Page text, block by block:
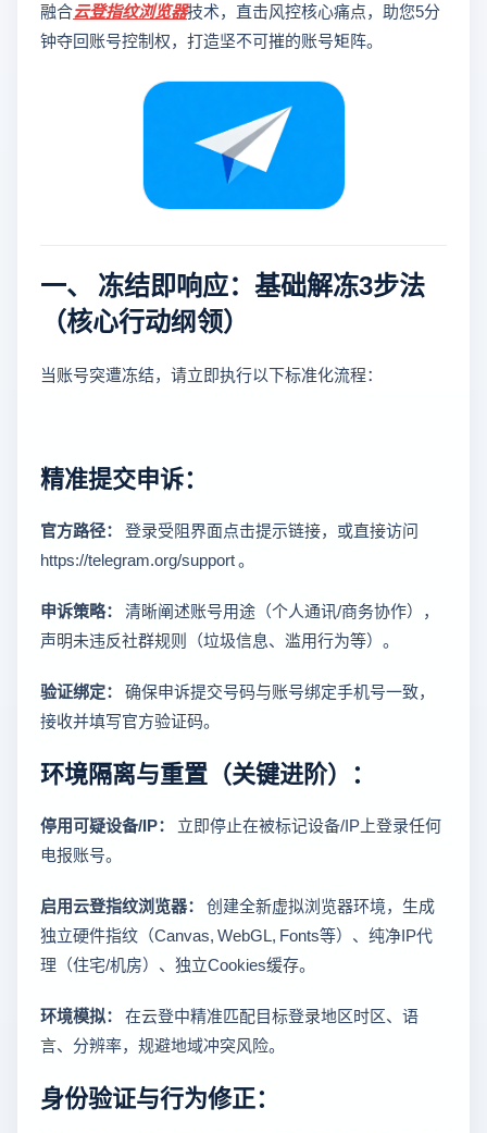
融合云登指纹浏览器技术，直击风控核心痛点，助您5分
钟夺回账号控制权，打造坚不可摧的账号矩阵。
一、 冻结即响应：基础解冻3步法
（核心行动纲领）
当账号突遭冻结，请立即执行以下标准化流程：
精准提交申诉：
官方路径： 登录受阻界面点击提示链接，或直接访问
https://telegram.org/support 。
申诉策略： 清晰阐述账号用途（个人通讯/商务协作），
声明未违反社群规则（垃圾信息、滥用行为等）。
验证绑定： 确保申诉提交号码与账号绑定手机号一致，
接收并填写官方验证码。
环境隔离与重置（关键进阶）：
停用可疑设备/IP： 立即停止在被标记设备/IP上登录任何
电报账号。
启用云登指纹浏览器： 创建全新虚拟浏览器环境，生成
独立硬件指纹（Canvas, WebGL, Fonts等）、纯净IP代
理（住宅/机房）、独立Cookies缓存。
环境模拟： 在云登中精准匹配目标登录地区时区、语
言、分辨率，规避地域冲突风险。
身份验证与行为修正：